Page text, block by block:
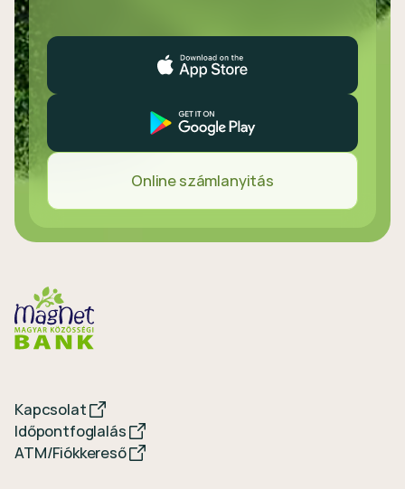
Online számlanyitás
Kapcsolat
Időpontfoglalás
ATM/Fiókkereső